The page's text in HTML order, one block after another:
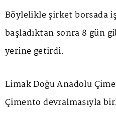
Böylelikle şirket borsada
başladıktan sonra 8 gün
yerine getirdi.
Limak Doğu Anadolu
Çimento devralmasıyla